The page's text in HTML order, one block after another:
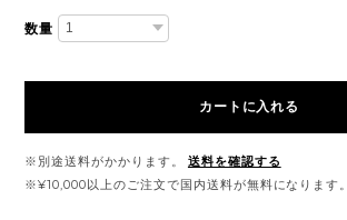
数量
カートに入れる
※別途送料がかかります。
送料を確認する
※¥10,000以上のご注文で国内送料が無料になります。